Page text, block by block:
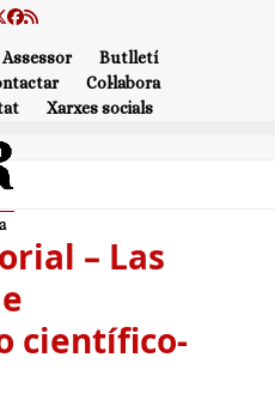
Facebook
RSS
Butlletí
Col·labora
Xarxes socials
– Las
científico-